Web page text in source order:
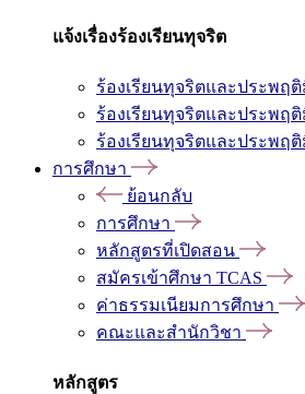
แจ้งเรื่องร้องเรียนทุจริต
ร้องเรียนทุจริตและประพฤ
ร้องเรียนทุจริตและประพฤ
ร้องเรียนทุจริตและประพฤ
การศึกษา
ย้อนกลับ
การศึกษา
หลักสูตรที่เปิดสอน
สมัครเข้าศึกษา TCAS
ค่าธรรมเนียมการศึกษา
คณะและสำนักวิชา
หลักสูตร